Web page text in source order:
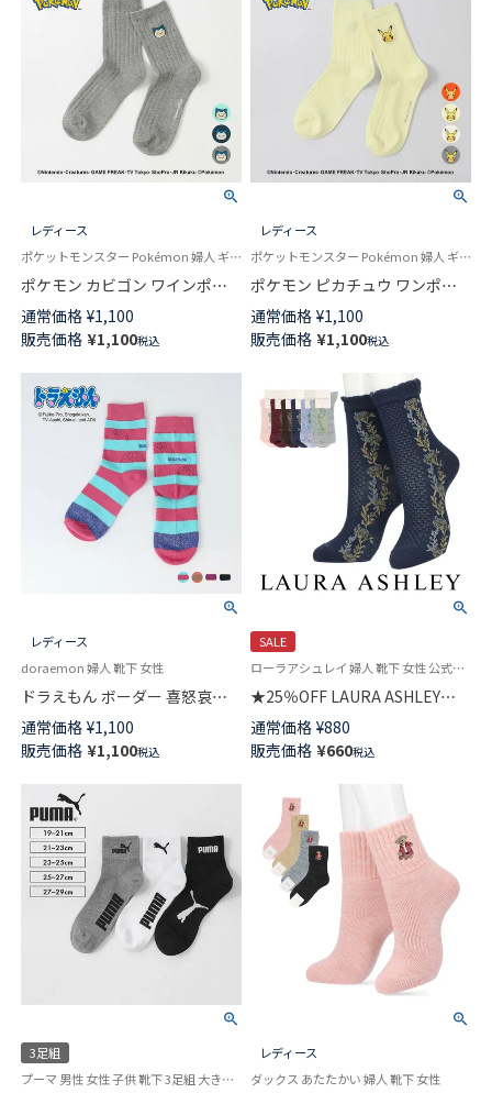
レディース
ポケットモンスター Pokémon 婦人 ギフト プレゼント 無料ラッピング
ポケモン カビゴン ワインポイ
ント刺しゅう リブ クルー丈 カ
ジュアル ソックス レディース
03307002
通常価格 ¥1,100
販売価格 ¥1,100税込
レディース
ポケットモンスター Pokémon 婦人 ギフト プレゼント 無料ラッピング
ポケモン ピカチュウ ワンポイ
ント刺しゅう リブソックス ク
ルー丈 カジュアル レディース
03307001
通常価格 ¥1,100
販売価格 ¥1,100税込
レディース
doraemon 婦人 靴下 女性
ドラえもん ボーダー 喜怒哀楽
ドラえもん クルー丈 カジュア
ル ソックス レディース
03297121
通常価格 ¥1,100
販売価格 ¥1,100税込
SALE
ローラアシュレイ 婦人 靴下 女性 公式ショップ
★25％OFF LAURA ASHLEY
Floral Stripe レーヨンシルク混
クルー丈 ソックス レディース
03357402
通常価格 ¥880
販売価格 ¥660税込
3足組
プーマ 男性 女性 子供 靴下 3足組 大きいサイズ 小さいサイズ
レディース
ダックス あたたかい 婦人 靴下 女性